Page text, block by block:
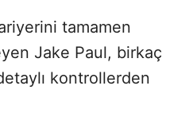
tamamen
Jake Paul, birkaç
kontrollerden